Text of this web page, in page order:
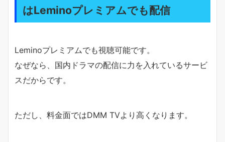
はLeminoプレミアムでも配信
Leminoプレミアムでも視聴可能です。
なぜなら、国内ドラマの配信に力を入れているサービ
スだからです。
ただし、料金面ではDMM TVより高くなります。